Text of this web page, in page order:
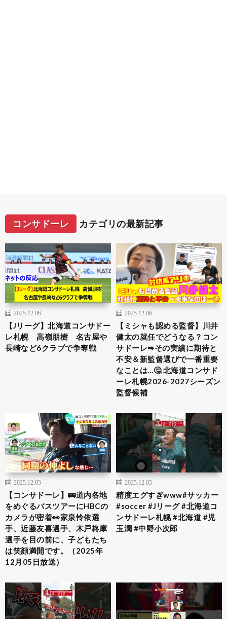
コンサドーレ カテゴリの最新記事
2025.12.06
【Jリーグ】北海道コンサドー
レ札幌 高嶺朋樹 名古屋や
長崎など6クラブで争奪戦
2025.12.06
【ミシャも認める監督】川井
健太の就任でどうなる？コン
サドーレ➡︎その実績に期待と
不安＆新監督選びで一番重要
なことは…🤔 北海道コンサド
ーレ札幌2026-2027シーズン
監督候補
2025.12.05
【コンサドーレ】🚌道内各地
をめぐるバスツアーにHBCの
カメラが密着👀家泉怜依選
手、近藤友喜選手、木戸柊摩
選手を目の前に、子どもたち
は笑顔満開です。（2025年
12月05日放送）
2025.12.05
精度エグすぎwww#サッカー
#soccer #Jリーグ #北海道コ
ンサドーレ札幌 #北海道 #児
玉潤 #中野小次郎